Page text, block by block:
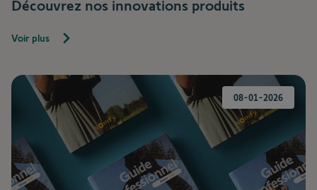
Découvrez nos innovations produits
Voir plus
08-01-2026